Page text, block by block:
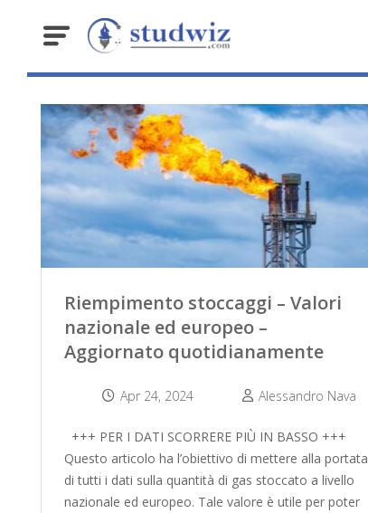
Riempimento stoccaggi – Valori
nazionale ed europeo –
Aggiornato quotidianamente
Apr 24, 2024 Alessandro Nava
+++ PER I DATI SCORRERE PIÙ IN BASSO +++
Questo articolo ha l’obiettivo di mettere alla portata
di tutti i dati sulla quantità di gas stoccato a livello
nazionale ed europeo. Tale valore è utile per poter